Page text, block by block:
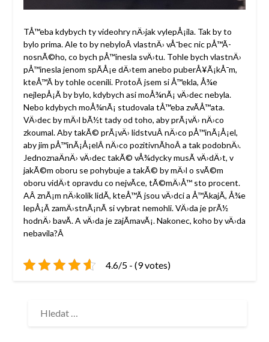
TÅ™eba kdybych ty videohry nÄ›jak vylepÅ¡ila. Tak by to
bylo prima. Ale to by nebyloÂ vlastnÄ› vÅ¯bec nic pÅ™Ã­
nosnÃ©ho, co bych pÅ™inesla svÄ›tu. Tohle bych vlastnÄ›
pÅ™inesla jenom spÃ­Å¡e dÄ›tem anebo puberÅ¥Ã¡kÅ¯m,
kteÅ™Ã­ by tohle ocenili. ProtoÂ jsem si Å™ekla, Å¾e
nejlepÅ¡Ã­ by bylo, kdybych asi moÅ¾nÃ¡ vÄ›dec nebyla.
Nebo kdybych moÅ¾nÃ¡ studovala tÅ™eba zvÃ­Å™ata.
VÄ›dec by mÄ›l bÃ½t tady od toho, aby prÃ¡vÄ› nÄ›co
zkoumal. Aby takÃ© prÃ¡vÄ› lidstvuÂ nÄ›co pÅ™inÃ¡Å¡el,
aby jim pÅ™inÃ¡Å¡elÂ nÄ›co pozitivnÃ­hoÂ a tak podobnÄ›.
JednoznaÄnÄ› vÄ›dec takÃ© vÅ¾dycky musÃ­ vÄ›dÄ›t, v
jakÃ©m oboru se pohybuje a takÃ© by mÄ›l o svÃ©m
oboru vidÄ›t opravdu co nejvÃ­ce, tÃ©mÄ›Å™ sto procent.
AÂ znÃ¡m nÄ›kolik lidÃ­, kteÅ™Ã­ jsou vÄ›dci a Å™Ã­kajÃ­, Å¾e
lepÅ¡Ã­ zamÄ›stnÃ¡nÃ­ si vybrat nemohli. VÄ›da je prÃ½
hodnÄ› bavÃ­. A vÄ›da je zajÃ­mavÃ¡. Nakonec, koho by vÄ›da
nebavila?Â
4.6/5 - (9 votes)